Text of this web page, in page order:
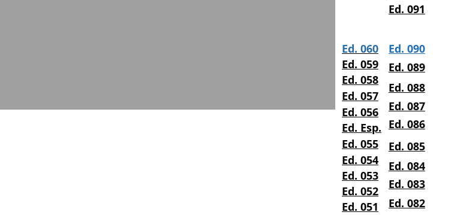
Ed. 091
Ed. 082
Ed. 083
Ed. 084
Ed. 085
Ed. 060
Ed. 059
Ed. 058
Ed. 057
Ed. 056
Ed. Esp.
Ed. 055
Ed. 054
Ed. 053
Ed. 052
Ed. 051
Ed. 088
Ed. 087
Ed. 086
Ed. 090
Ed. 089